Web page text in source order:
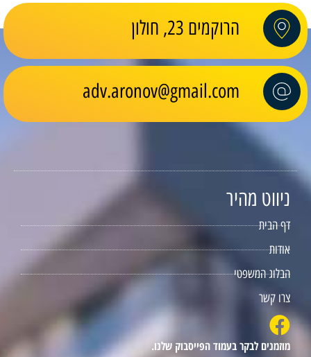
הרוקמים 23, חולון
adv.aronov@gmail.com
ניווט מהיר
דף הבית
אודות
הבלוג המשפטי
צרו קשר
מוזמנים לבקר בעמוד הפייסבוק שלנו.